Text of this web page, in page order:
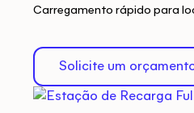
Carregamento rápido para
Solicite um